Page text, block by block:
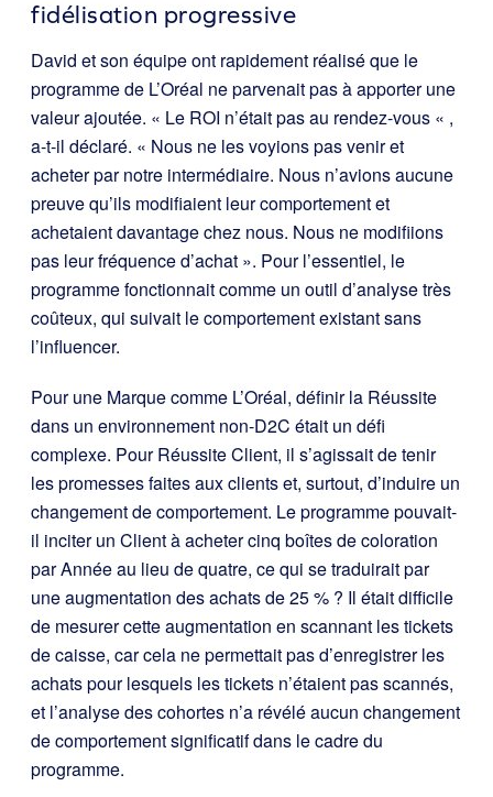
fidélisation progressive
David et son équipe ont rapidement réalisé que le
programme de L’Oréal ne parvenait pas à apporter une
valeur ajoutée. « Le ROI n’était pas au rendez-vous « ,
a-t-il déclaré. « Nous ne les voyions pas venir et
acheter par notre intermédiaire. Nous n’avions aucune
preuve qu’ils modifiaient leur comportement et
achetaient davantage chez nous. Nous ne modifiions
pas leur fréquence d’achat ». Pour l’essentiel, le
programme fonctionnait comme un outil d’analyse très
coûteux, qui suivait le comportement existant sans
l’influencer.
Pour une Marque comme L’Oréal, définir la Réussite
dans un environnement non-D2C était un défi
complexe. Pour Réussite Client, il s’agissait de tenir
les promesses faites aux clients et, surtout, d’induire un
changement de comportement. Le programme pouvait-
il inciter un Client à acheter cinq boîtes de coloration
par Année au lieu de quatre, ce qui se traduirait par
une augmentation des achats de 25 % ? Il était difficile
de mesurer cette augmentation en scannant les tickets
de caisse, car cela ne permettait pas d’enregistrer les
achats pour lesquels les tickets n’étaient pas scannés,
et l’analyse des cohortes n’a révélé aucun changement
de comportement significatif dans le cadre du
programme.